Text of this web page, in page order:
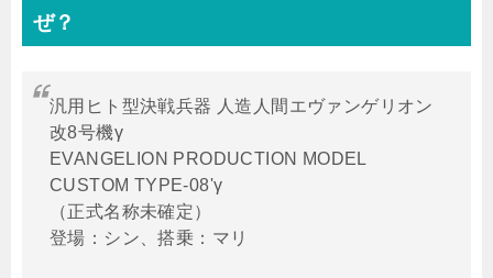
ぜ？
汎用ヒト型決戦兵器 人造人間エヴァンゲリオン
改8号機γ
EVANGELION PRODUCTION MODEL
CUSTOM TYPE-08'γ
（正式名称未確定）
登場：シン、搭乗：マリ